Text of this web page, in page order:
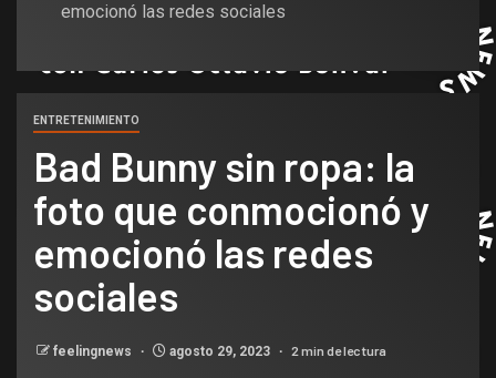
emocionó las redes sociales
ENTRETENIMIENTO
Bad Bunny sin ropa: la
foto que conmocionó y
emocionó las redes
sociales
feelingnews agosto 29, 2023 2 min de lectura